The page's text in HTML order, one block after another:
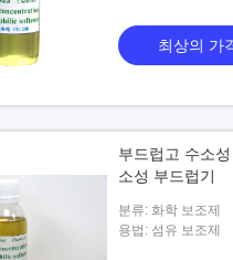
화력 높고 목재 가
얻으세요
최상의 가
부드럽고 수소
소성 부드럽기
분류: 화학 보조제
용법: 섬유 보조제